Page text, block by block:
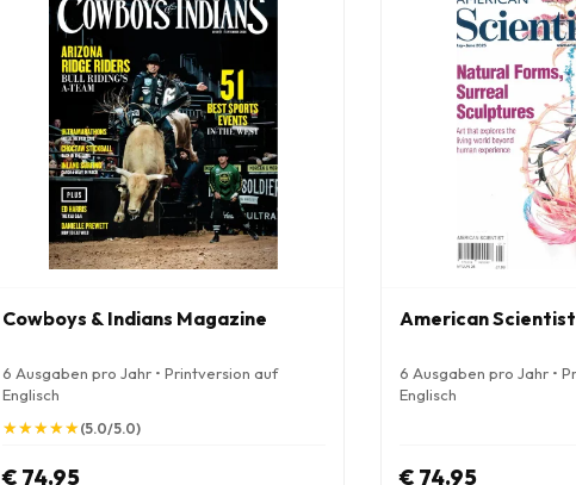
Cowboys & Indians Magazine
6 Ausgaben pro Jahr • Printversion auf
Englisch
★
★★
★★
★★
★★
★(5.0/5.0)
€ 74.95
American
6 Ausgaben pro Jahr •
Englisch
€ 74.95